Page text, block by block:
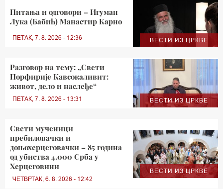
ВЕСТИ ИЗ ЦРКВЕ
Питања и одговори – Игуман
Лука (Бабић) Манастир Карно
ПЕТАК, 7. 8. 2026 - 12:36
ВЕСТИ ИЗ ЦРКВЕ
Разговор на тему: „Свети
Порфирије Кавсокаливит:
живот, дело и наслеђе“
ПЕТАК, 7. 8. 2026 - 13:31
ВЕСТИ ИЗ ЦРКВЕ
Свети мученици
пребиловачки и
доњохерцеговачки – 85 година
од убиства 4.000 Срба у
Херцеговини
ЧЕТВРТАК, 6. 8. 2026 - 12:42